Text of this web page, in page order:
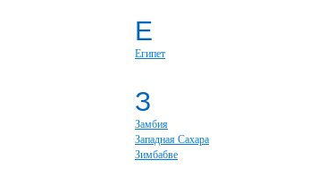
Е
Египет
З
Замбия
Западная Сахара
Зимбабве